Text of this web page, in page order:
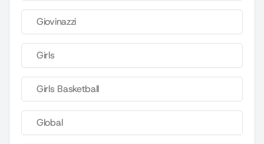
Giovinazzi
Girls
Girls Basketball
Global